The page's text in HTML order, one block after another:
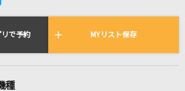
イムで歌われている曲の一覧
で予約 MYリスト保存
種